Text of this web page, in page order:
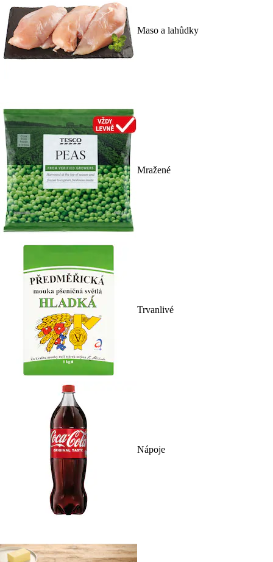
Maso a lahůdky
Mražené
Trvanlivé
Nápoje